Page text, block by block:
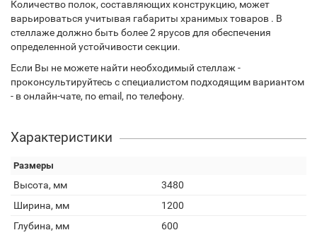
Количество полок, составляющих конструкцию, может
варьироваться учитывая габариты хранимых товаров . В
стеллаже должно быть более 2 ярусов для обеспечения
определенной устойчивости секции.
Если Вы не можете найти необходимый стеллаж -
проконсультируйтесь с специалистом подходящим вариантом
- в онлайн-чате, по email, по телефону.
Характеристики
Размеры
Высота, мм
3480
Ширина, мм
1200
Глубина, мм
600